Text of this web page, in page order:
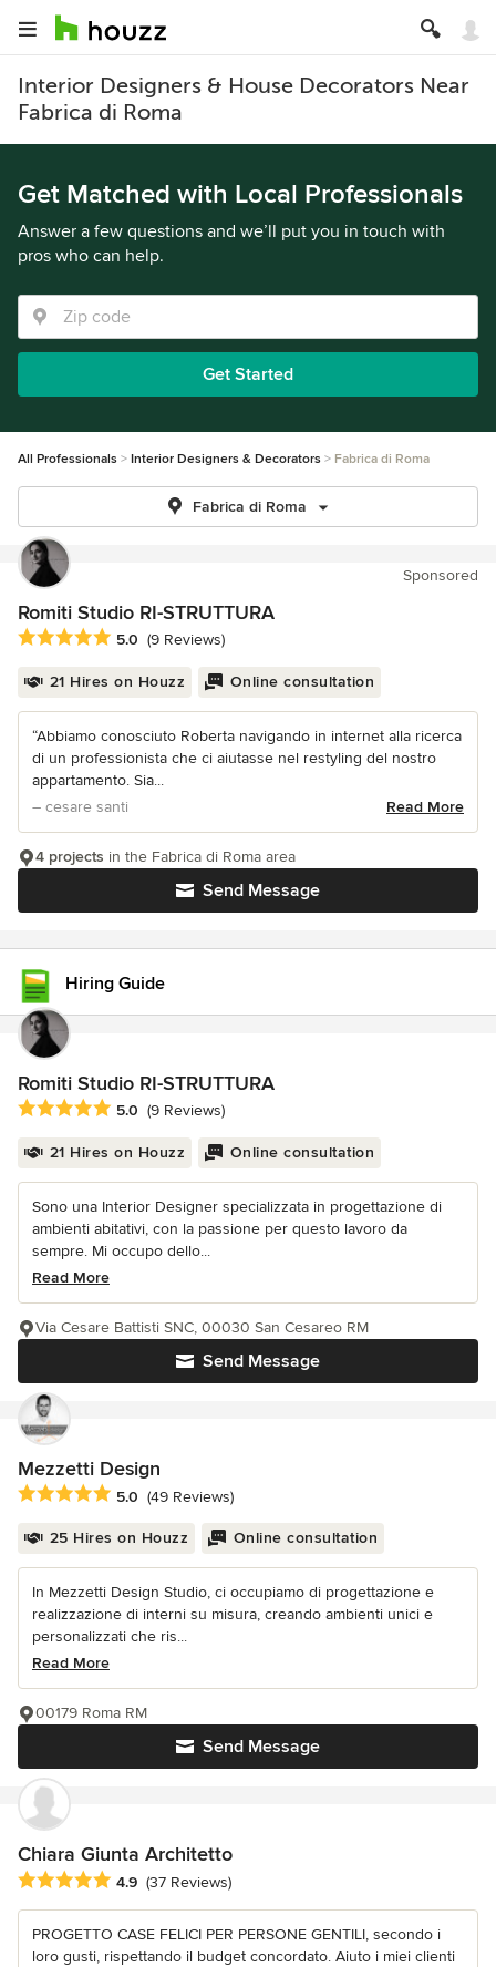
Interior Designers & House Decorators Near
Fabrica di Roma
Get Matched with Local Professionals
Answer a few questions and we’ll put you in touch with
pros who can help.
Get Started
All Professionals Interior Designers & Decorators Fabrica di Roma
Fabrica di Roma
Sponsored
Romiti Studio RI-STRUTTURA
Average rating: 5 out of 5 stars
5.0 (9 Reviews)
21 Hires on Houzz Online consultation
“Abbiamo conosciuto Roberta navigando in internet alla ricerca
di un professionista che ci aiutasse nel restyling del nostro
appartamento. Sia...
– cesare santi
Read More
Send Message
4 projects in the Fabrica di Roma area
Hiring Guide
Romiti Studio RI-STRUTTURA
Average rating: 5 out of 5 stars
5.0 (9 Reviews)
21 Hires on Houzz Online consultation
Sono una Interior Designer specializzata in progettazione di
ambienti abitativi, con la passione per questo lavoro da
sempre. Mi occupo dello...
Read More
Send Message
Via Cesare Battisti SNC, 00030 San Cesareo RM
Mezzetti Design
Average rating: 5 out of 5 stars
5.0 (49 Reviews)
25 Hires on Houzz Online consultation
In Mezzetti Design Studio, ci occupiamo di progettazione e
realizzazione di interni su misura, creando ambienti unici e
personalizzati che ris...
Read More
Send Message
00179 Roma RM
Chiara Giunta Architetto
Average rating: 4.9 out of 5 stars
4.9 (37 Reviews)
PROGETTO CASE FELICI PER PERSONE GENTILI, secondo i
loro gusti, rispettando il budget concordato. Aiuto i miei clienti